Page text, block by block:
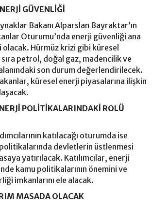
GÜVENLİĞİ
Bakanı Alparslan Bayraktar’ın
Oturumu’nda enerji güvenliği ana
olacak. Hürmüz krizi gibi küresel
sıra petrol, doğal gaz, madencilik ve
son durum değerlendirilecek.
küresel enerji piyasalarına ilişkin
POLİTİKALARINDAKİ ROLÜ
katılacağı oturumda ise
devletlerin üstlenmesi
yatırılacak. Katılımcılar, enerji
kamu politikalarının önemini ve
imkanlarını ele alacak.
MASADA OLACAK